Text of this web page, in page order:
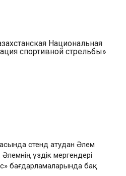
Национальная
спортивной стрельбы»
стенд атудан Әлем
үздік мергендері
бағдарламаларында бақ